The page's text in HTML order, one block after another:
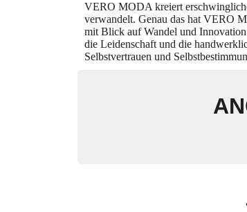
VERO MODA kreiert
verwandelt. Genau das hat VERO
mit Blick auf Wandel und
die Leidenschaft und die
Selbstvertrauen und